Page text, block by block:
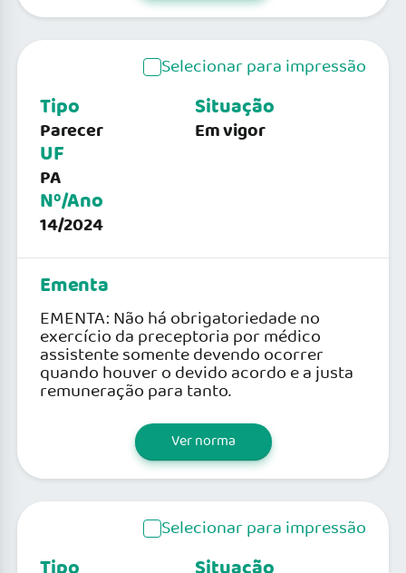
Selecionar para impressão
Tipo
Parecer
UF
PA
Nº/Ano
14/2024
Situação
Em vigor
Ementa
EMENTA: Não há obrigatoriedade no
exercício da preceptoria por médico
assistente somente devendo ocorrer
quando houver o devido acordo e a justa
remuneração para tanto.
Ver norma
Selecionar para impressão